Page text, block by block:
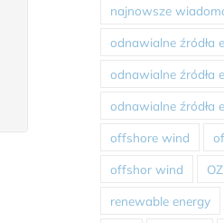
najnowsze
odnawialne źródła
odnawialne źródła
odnawialne źródła
offshore wind
offshor wind
renewable energy